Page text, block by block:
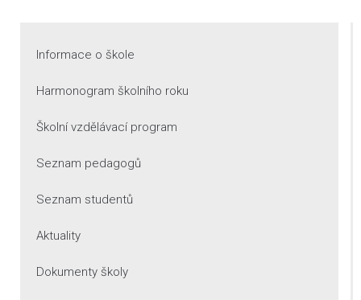
Informace o škole
Harmonogram školního roku
Školní vzdělávací program
Seznam pedagogů
Seznam studentů
Aktuality
Dokumenty školy